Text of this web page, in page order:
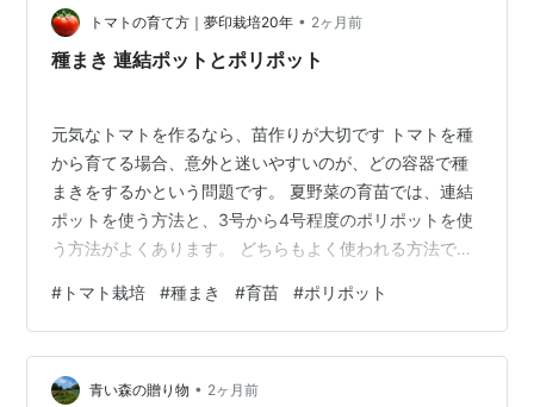
トマトの育て方｜夢印栽培20年 • 2ヶ月前
種まき 連結ポットとポリポット
元気なトマトを作るなら、苗作りが大切です トマトを種
から育てる場合、意外と迷いやすいのが、どの容器で種
まきをするかという問題です。 夏野菜の育苗では、連結
ポットを使う方法と、3号から4号程度のポリポットを使
う方法がよくあります。 どちらもよく使われる方法です
長させたり、根を傷めたりすると、その後の生育に影響
しやすいため、容器選びは思っている以上に重要です。
今回は、トマトの種まきで使う連結ポットとポリポッ
ト、それぞれのメリットと違いを詳しく整理します。 ■
# トマト栽培 #種まき #育苗 #ポリポット
青い森の贈り物 • 2ヶ月前